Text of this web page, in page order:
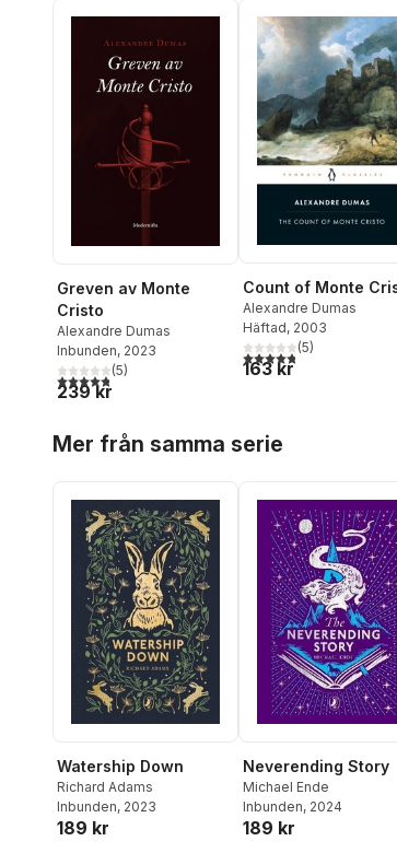
Greven av Monte
Cristo
Alexandre Dumas
Inbunden, 2023
4,8utav 5 stjärnor. Totalt antal röster:
(5)
239 kr
Count of Monte
Alexandre Dumas
Häftad, 2003
4,8utav 5 stjärnor.
(5)
163 kr
Mer från samma serie
Watership Down
Richard Adams
Inbunden, 2023
189 kr
Neverending Story
Michael Ende
Inbunden, 2024
189 kr